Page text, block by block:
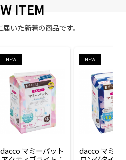
ITEM
いた新着の商品です。
NEW
dacco マミーパット
NEW
dacco マミー